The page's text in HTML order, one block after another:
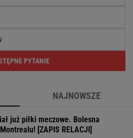
PYTANIE
NAJNOWSZE
już piłki meczowe. Bolesna
[ZAPIS RELACJI]